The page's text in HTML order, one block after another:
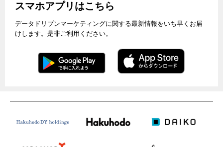
スマホアプリはこちら
データドリブンマーケティングに関する最新情報をいち早くお届
けします。是非ご利用ください。